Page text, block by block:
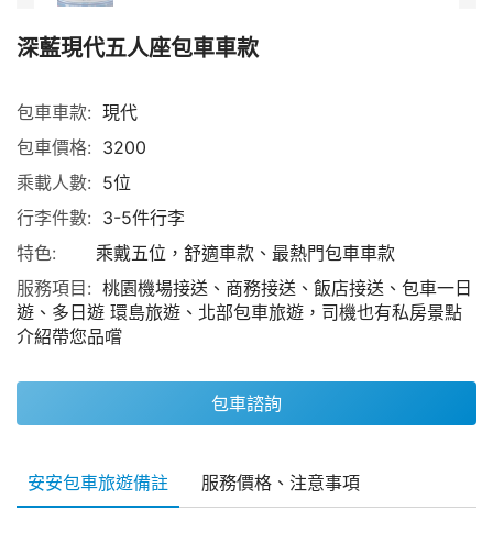
深藍現代五人座包車車款
包車車款: 現代
包車價格: 3200
乘載人數: 5位
行李件數: 3-5件行李
特色:
乘戴五位，舒適車款、最熱門包車車款
服務項目: 桃園機場接送、商務接送、飯店接送、包車一日
遊、多日遊 環島旅遊、北部包車旅遊，司機也有私房景點
介紹帶您品嚐
包車諮詢
安安包車旅遊備註 服務價格、注意事項